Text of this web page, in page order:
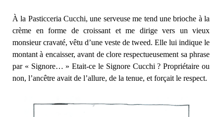
À la Pasticceria Cucchi, une serveuse me tend une brioche à la
crème en forme de croissant et me dirige vers un vieux
monsieur cravaté, vêtu d’une veste de tweed. Elle lui indique le
montant à encaisser, avant de clore respectueusement sa phrase
par « Signore… » Etait-ce le Signore Cucchi ? Propriétaire ou
non, l’ancêtre avait de l’allure, de la tenue, et forçait le respect.